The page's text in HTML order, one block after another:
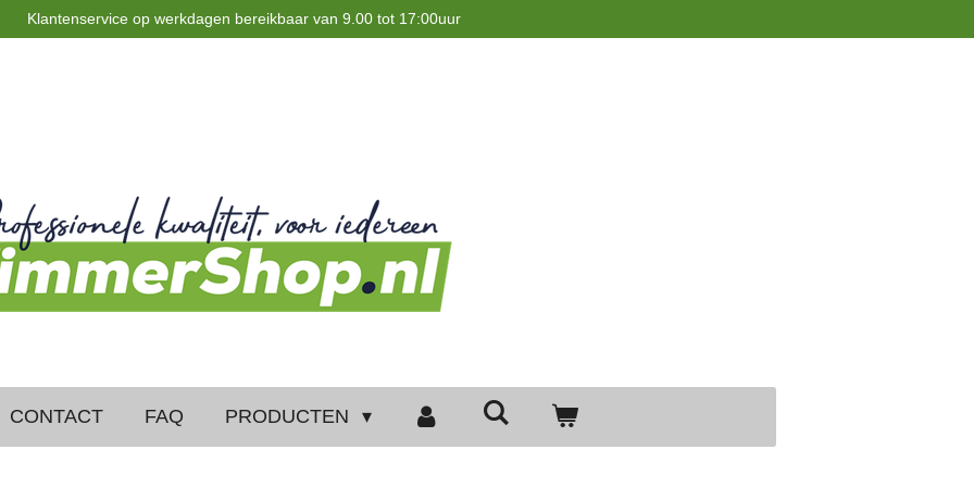
Klantenservice op werkdagen bereikbaar van 9.00 tot 17:00uur
CONTACT FAQ PRODUCTEN